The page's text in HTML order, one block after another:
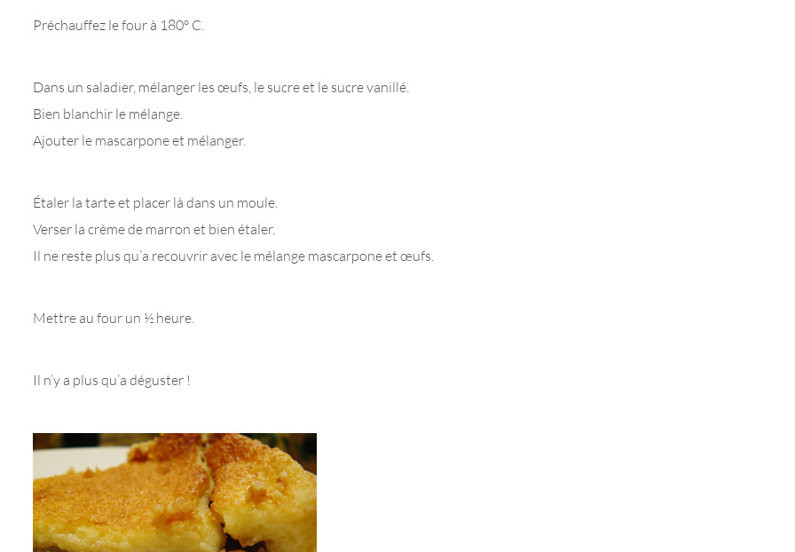
Préchauffez le four à 180° C.
Dans un saladier, mélanger les œufs, le sucre et le sucre vanillé.
Bien blanchir le mélange.
Ajouter le mascarpone et mélanger.
Étaler la tarte et placer là dans un moule.
Verser la crème de marron et bien étaler.
Il ne reste plus qu’a recouvrir avec le mélange mascarpone et œufs.
Mettre au four un ½ heure.
Il n’y a plus qu’a déguster !